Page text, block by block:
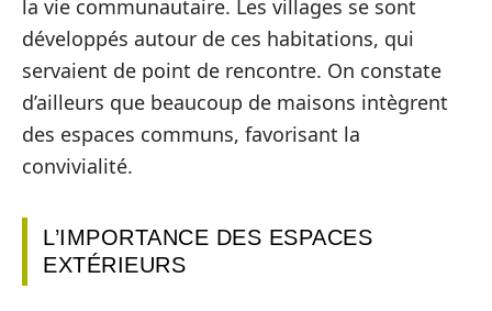
la vie communautaire. Les villages se sont
développés autour de ces habitations, qui
servaient de point de rencontre. On constate
d’ailleurs que beaucoup de maisons intègrent
des espaces communs, favorisant la
convivialité.
L’IMPORTANCE DES ESPACES
EXTÉRIEURS